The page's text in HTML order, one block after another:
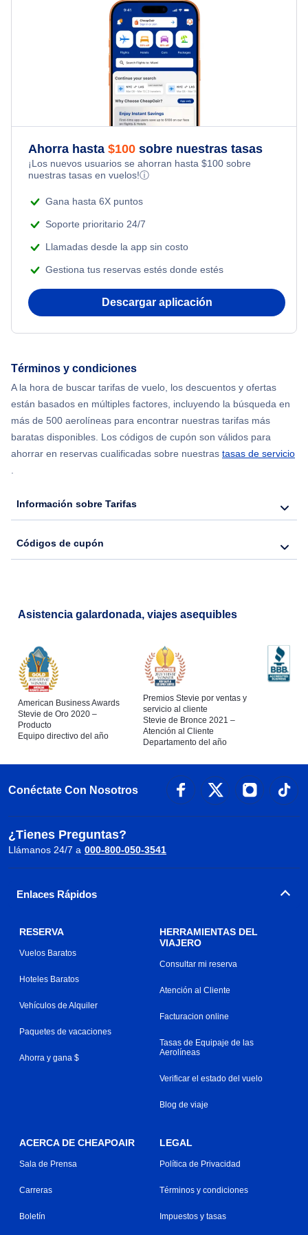
Flights Under $199
Flights from Tokio to Nueva York
Flights from Washington DC to Londres
Flights from Chicago to Bangkok
Flights from Mumbai to Nueva York
Flights from los Angeles to Tokio
Flights from Bangkok to Nueva York
Flights from Toronto to Delhi
Flights from Toronto to Shanghai
Flights from Toronto to Bangkok
Flights from Tel Aviv to Nueva York
Last Minute Vacations
Kid Friendly Vacations
Honeymoon Vacations
Romantic Vacations
Beach Vacations
Ahorra hasta $100 sobre nuestras tasas
¡Los nuevos usuarios se ahorran hasta $100 sobre
nuestras tasas en vuelos!ⓘ
Gana hasta 6X puntos
Soporte prioritario 24/7
Llamadas desde la app sin costo
Gestiona tus reservas estés donde estés
Descargar aplicación
Términos y condiciones
A la hora de buscar tarifas de vuelo, los descuentos y ofertas
están basados en múltiples factores, incluyendo la búsqueda en
más de 500 aerolíneas para encontrar nuestras tarifas más
baratas disponibles. Los códigos de cupón son válidos para
ahorrar en reservas cualificadas sobre nuestras tasas de servicio
.
Información sobre Tarifas
Códigos de cupón
Asistencia galardonada, viajes asequibles
American Business Awards
Stevie de Oro 2020 –
Producto
Equipo directivo del año
Premios Stevie por ventas y
servicio al cliente
Stevie de Bronce 2021 –
Atención al Cliente
Departamento del año
Conéctate Con Nosotros
¿Tienes Preguntas?
Llámanos 24/7 a 000-800-050-3541
Enlaces Rápidos
RESERVA
Vuelos Baratos
Hoteles Baratos
Vehículos de Alquiler
Paquetes de vacaciones
Ahorra y gana $
HERRAMIENTAS DEL
VIAJERO
Consultar mi reserva
Atención al Cliente
Facturacion online
Tasas de Equipaje de las
Aerolíneas
Verificar el estado del vuelo
Blog de viaje
ACERCA DE CHEAPOAIR
Sala de Prensa
Carreras
Boletín
LEGAL
Política de Privacidad
Términos y condiciones
Impuestos y tasas